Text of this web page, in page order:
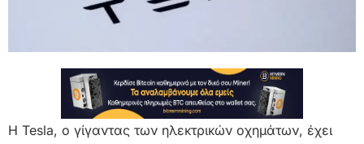
Η Tesla, ο γίγαντας των ηλεκτρικών οχημάτων, έχει